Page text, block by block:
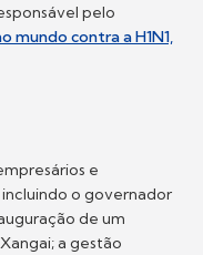
pelo
mundo contra a H1N1,
e
o governador
de um
a gestão